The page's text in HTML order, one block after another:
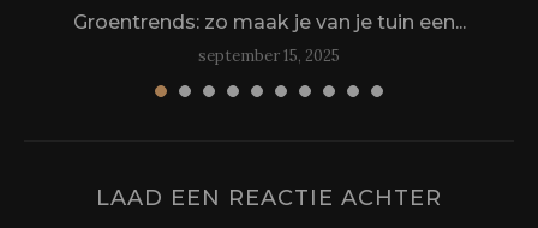
Groentrends: zo maak je van je tuin een...
september 15, 2025
LAAD EEN REACTIE ACHTER